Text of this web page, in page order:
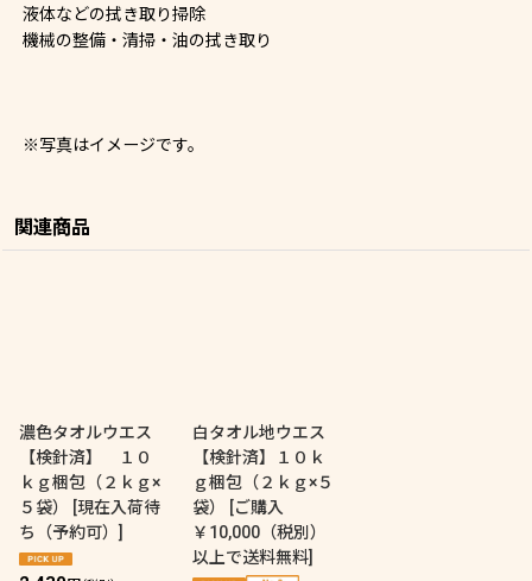
液体などの拭き取り掃除
機械の整備・清掃・油の拭き取り
※写真はイメージです。
関連商品
濃色タオルウエス
【検針済】 １０
ｋｇ梱包（２ｋｇ×
５袋）
[現在入荷待
ち（予約可） ]
白タオル地ウエス
【検針済】１０ｋ
ｇ梱包（２ｋｇ×５
袋）
[ご購入
￥10,000（税別）
以上で送料無料]